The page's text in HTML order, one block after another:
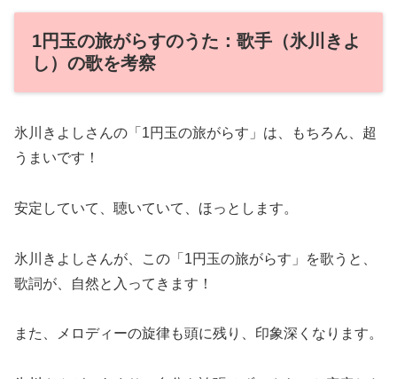
1円玉の旅がらすのうた：歌手（氷川きよ
し）の歌を考察
氷川きよしさんの「1円玉の旅がらす」は、もちろん、超
うまいです！
安定していて、聴いていて、ほっとします。
氷川きよしさんが、この「1円玉の旅がらす」を歌うと、
歌詞が、自然と入ってきます！
また、メロディーの旋律も頭に残り、印象深くなります。